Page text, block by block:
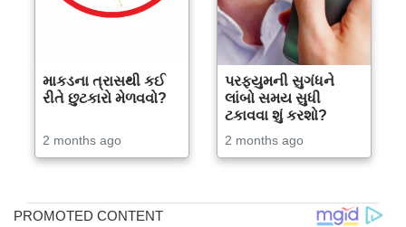
માકડના ત્રાસથી કઈ
રીતે છુટકારો મેળવવો?
2 months ago
પરફ્યુમની સુગંધને
લાંબો સમય સુધી
ટકાવવા શું કરશો?
2 months ago